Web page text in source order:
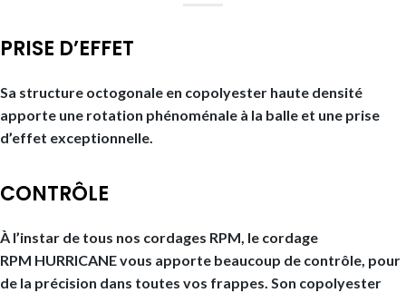
PRISE D’EFFET
Sa structure octogonale en copolyester haute densité
apporte une rotation phénoménale à la balle et une prise
d’effet exceptionnelle.
CONTRÔLE
À l’instar de tous nos cordages RPM, le cordage
RPM HURRICANE vous apporte beaucoup de contrôle, pour
de la précision dans toutes vos frappes. Son copolyester